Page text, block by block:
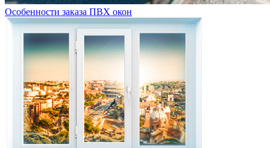
Особенности заказа ПВХ окон